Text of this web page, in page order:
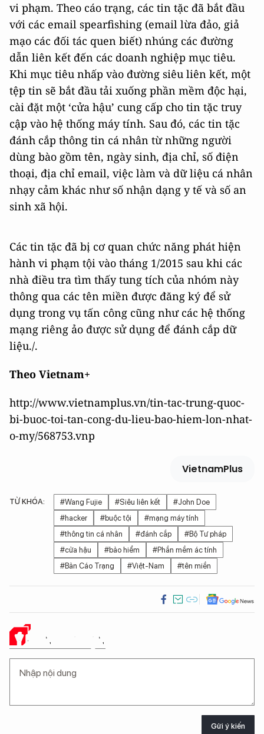
vi phạm. Theo cáo trạng, các tin tặc đã bắt đầu
với các email spearfishing (email lừa đảo, giả
mạo các đối tác quen biết) nhúng các đường
dẫn liên kết đến các doanh nghiệp mục tiêu.
Khi mục tiêu nhấp vào đường siêu liên kết, một
tệp tin sẽ bắt đầu tải xuống phần mềm độc hại,
cài đặt một ‘cửa hậu’ cung cấp cho tin tặc truy
cập vào hệ thống máy tính. Sau đó, các tin tặc
đánh cắp thông tin cá nhân từ những người
dùng bào gồm tên, ngày sinh, địa chỉ, số điện
thoại, địa chỉ email, việc làm và dữ liệu cá nhân
nhạy cảm khác như số nhận dạng y tế và số an
sinh xã hội.
Các tin tặc đã bị cơ quan chức năng phát hiện
hành vi phạm tội vào tháng 1/2015 sau khi các
nhà điều tra tìm thấy tung tích của nhóm này
thông qua các tên miền được đăng ký để sử
dụng trong vụ tấn công cũng như các hệ thống
mạng riêng ảo được sử dụng để đánh cắp dữ
liệu./.
Theo Vietnam+
http://www.vietnamplus.vn/tin-tac-trung-quoc-
bi-buoc-toi-tan-cong-du-lieu-bao-hiem-lon-nhat-
o-my/568753.vnp
VietnamPlus
TỪ KHÓA: #Wang Fujie #Siêu liên kết
#John Doe
#hacker
#buộc tội
#mạng máy tính
#thông tin cá nhân
#đánh cắp
#Bộ Tư pháp
#cửa hậu
#bảo hiểm
#Phần mềm ác tính
#Bản Cáo Trạng
#Việt-Nam #tên miền
Ý KIẾN CỦA BẠN
Gửi ý kiến